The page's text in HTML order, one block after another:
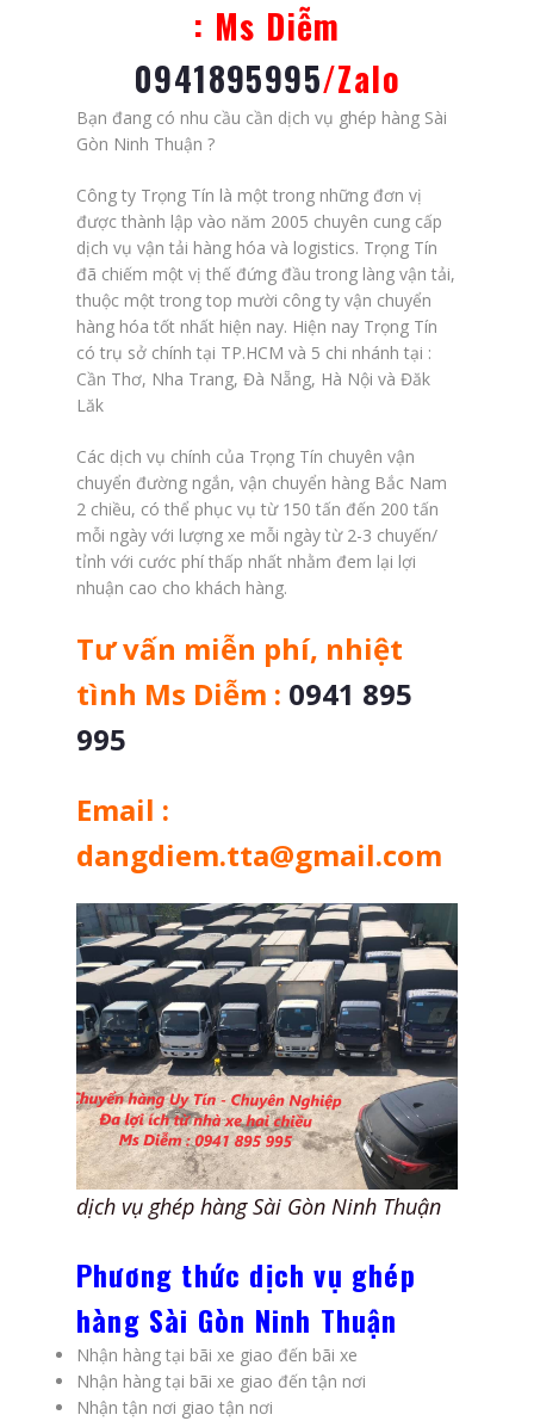
: Ms Diễm
0941895995/Zalo
Bạn đang có nhu cầu cần dịch vụ ghép hàng Sài
Gòn Ninh Thuận ?
Công ty Trọng Tín là một trong những đơn vị
được thành lập vào năm 2005 chuyên cung cấp
dịch vụ vận tải hàng hóa và logistics. Trọng Tín
đã chiếm một vị thế đứng đầu trong làng vận tải,
thuộc một trong top mười công ty vận chuyển
hàng hóa tốt nhất hiện nay. Hiện nay Trọng Tín
có trụ sở chính tại TP.HCM và 5 chi nhánh tại :
Cần Thơ, Nha Trang, Đà Nẵng, Hà Nội và Đăk
Lăk
Các dịch vụ chính của Trọng Tín chuyên vận
chuyển đường ngắn, vận chuyển hàng Bắc Nam
2 chiều, có thể phục vụ từ 150 tấn đến 200 tấn
mỗi ngày với lượng xe mỗi ngày từ 2-3 chuyến/
tỉnh với cước phí thấp nhất nhằm đem lại lợi
nhuận cao cho khách hàng.
Tư vấn miễn phí, nhiệt
tình Ms Diễm : 0941 895
995
Email :
dangdiem.tta@gmail.com
dịch vụ ghép hàng Sài Gòn Ninh Thuận
Phương thức dịch vụ ghép
hàng Sài Gòn Ninh Thuận
Nhận hàng tại bãi xe giao đến bãi xe
Nhận hàng tại bãi xe giao đến tận nơi
Nhận tận nơi giao tận nơi